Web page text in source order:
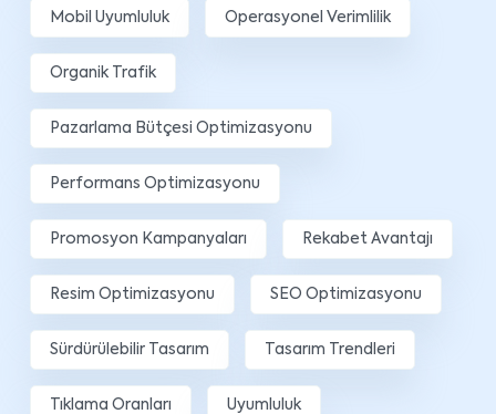
Mobil Uyumluluk Operasyonel Verimlilik
Organik Trafik
Pazarlama Bütçesi Optimizasyonu
Performans Optimizasyonu
Promosyon Kampanyaları Rekabet Avantajı
Resim Optimizasyonu SEO Optimizasyonu
Sürdürülebilir Tasarım Tasarım Trendleri
Tıklama Oranları Uyumluluk